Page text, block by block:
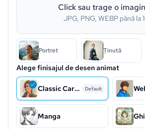
Click sau trage o
JPG, PNG, WEBP până la
Portret Ținută
Alege finisajul de desen animat
Classic CartoonDefault
Manga